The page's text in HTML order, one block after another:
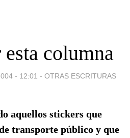
columna
- 12:01 - OTRAS ESCRITURAS
aquellos stickers que
transporte público y que